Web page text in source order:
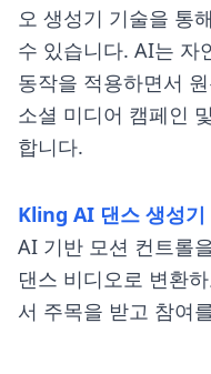
오 생성기 기술을 통
수 있습니다. AI는 자
동작을 적용하면서
소셜 미디어 캠페인
합니다.
Kling AI 댄스 생성기
AI 기반 모션 컨트롤
댄스 비디오로 변환
서 주목을 받고 참여